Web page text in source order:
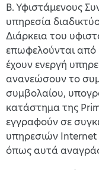
Β. Υφιστάμενους
υπηρεσία
Διάρκεια του
επωφελούνται από
έχουν ενεργή
ανανεώσουν το
συμβολαίου,
κατάστημα της
εγγραφούν σε
υπηρεσιών Internet
όπως αυτά